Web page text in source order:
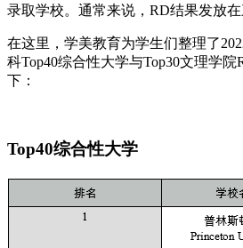
录取学校。通常来说，RD结果发放在
在这里，学美教育为学生们整理了
科Top40综合性大学与Top30文理学
下：
Top40综合性大学